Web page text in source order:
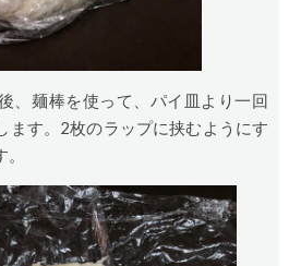
、麺棒を使って、パイ皿より一回
ます。2枚のラップに挟むようにす